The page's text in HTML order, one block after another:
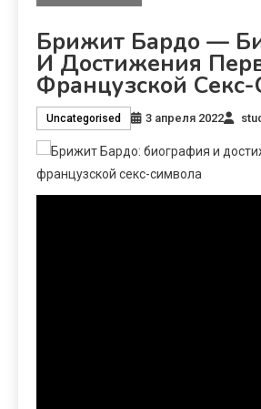
Брижит Бардо —
И Достижения
Французской
Uncategorised 3 апреля 2022